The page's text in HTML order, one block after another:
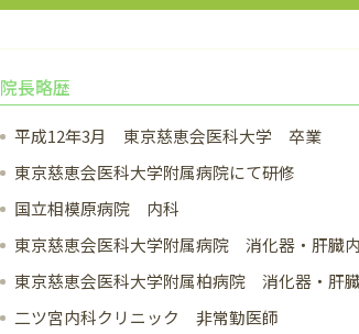
院長略歴
平成12年3月 東京慈恵会医科大学 卒業
東京慈恵会医科大学附属病院にて研修
国立相模原病院 内科
東京慈恵会医科大学附属病院 消化器・肝臓
東京慈恵会医科大学附属柏病院 消化器・肝
二ツ宮内科クリニック 非常勤医師